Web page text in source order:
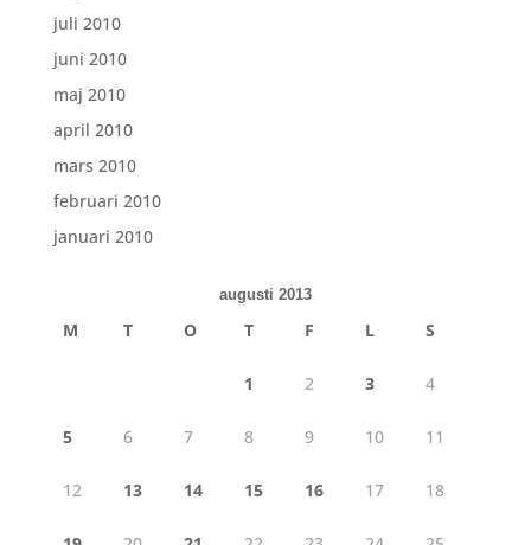
juli 2010
juni 2010
maj 2010
april 2010
mars 2010
februari 2010
januari 2010
augusti 2013
M T O T F L S
1 2 3 4
5 6 7 8 9 10 11
12 13 14 15 16 17 18